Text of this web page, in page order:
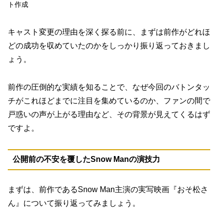
ト作成
キャスト変更の理由を深く探る前に、まずは前作がどれほ
どの成功を収めていたのかをしっかり振り返っておきまし
ょう。
前作の圧倒的な実績を知ることで、なぜ今回のバトンタッ
チがこれほどまでに注目を集めているのか、ファンの間で
戸惑いの声が上がる理由など、その背景が見えてくるはず
ですよ。
公開前の不安を覆したSnow Manの演技力
まずは、前作であるSnow Man主演の実写映画『おそ松さ
ん』について振り返ってみましょう。